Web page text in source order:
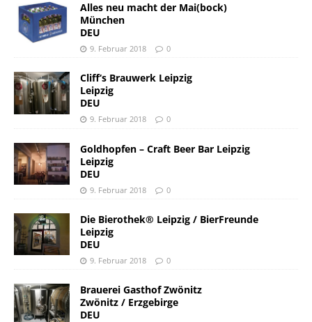
Alles neu macht der Mai(bock)
München
DEU
9. Februar 2018 0
Cliff‘s Brauwerk Leipzig
Leipzig
DEU
9. Februar 2018 0
Goldhopfen – Craft Beer Bar Leipzig
Leipzig
DEU
9. Februar 2018 0
Die Bierothek® Leipzig / BierFreunde
Leipzig
DEU
9. Februar 2018 0
Brauerei Gasthof Zwönitz
Zwönitz / Erzgebirge
DEU